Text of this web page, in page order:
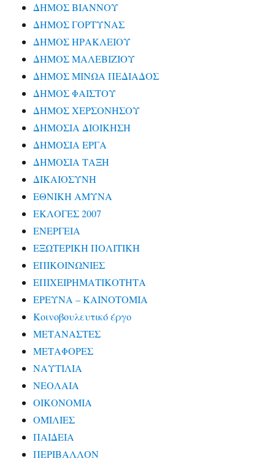
ΔΗΜΟΣ ΒΙΑΝΝΟΥ
ΔΗΜΟΣ ΓΟΡΤΥΝΑΣ
ΔΗΜΟΣ ΗΡΑΚΛΕΙΟΥ
ΔΗΜΟΣ ΜΑΛΕΒΙΖΙΟΥ
ΔΗΜΟΣ ΜΙΝΩΑ ΠΕΔΙΑΔΟΣ
ΔΗΜΟΣ ΦΑΙΣΤΟΥ
ΔΗΜΟΣ ΧΕΡΣΟΝΗΣΟΥ
ΔΗΜΟΣΙΑ ΔΙΟΙΚΗΣΗ
ΔΗΜΟΣΙΑ ΕΡΓΑ
ΔΗΜΟΣΙΑ ΤΑΞΗ
ΔΙΚΑΙΟΣΥΝΗ
ΕΘΝΙΚΗ ΑΜΥΝΑ
ΕΚΛΟΓΕΣ 2007
ΕΝΕΡΓΕΙΑ
ΕΞΩΤΕΡΙΚΗ ΠΟΛΙΤΙΚΗ
ΕΠΙΚΟΙΝΩΝΙΕΣ
ΕΠΙΧΕΙΡΗΜΑΤΙΚΟΤΗΤΑ
ΕΡΕΥΝΑ – ΚΑΙΝΟΤΟΜΙΑ
Κοινοβουλευτικό έργο
ΜΕΤΑΝΑΣΤΕΣ
ΜΕΤΑΦΟΡΕΣ
ΝΑΥΤΙΛΙΑ
ΝΕΟΛΑΙΑ
ΟΙΚΟΝΟΜΙΑ
ΟΜΙΛΙΕΣ
ΠΑΙΔΕΙΑ
ΠΕΡΙΒΑΛΛΟΝ